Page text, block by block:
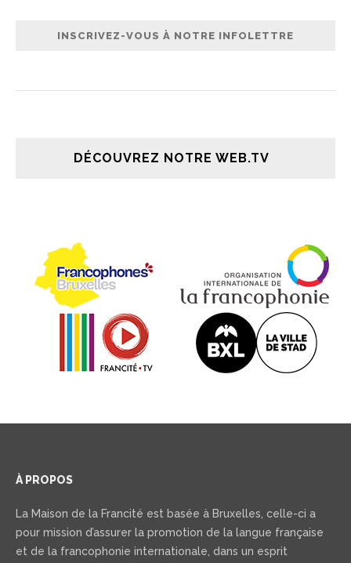
DÉCOUVREZ NOTRE WEB.TV
À PROPOS
La Maison de la Francité est basée à Bruxelles, celle-ci a
pour mission d’assurer la promotion de la langue française
et de la francophonie internationale, dans un esprit